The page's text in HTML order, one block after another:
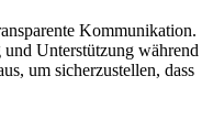
Kommunikation.
Unterstützung während
um sicherzustellen, dass